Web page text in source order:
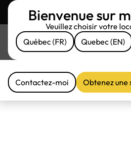
Bienvenue sur
Veuillez choisir votre
Québec (FR)
Quebec (EN)
Retourner sur assuruni.com
Fier
partenaire
d’Assuruni
Contactez-moi
Contactez-moi
Obtenez une
Obtenez une